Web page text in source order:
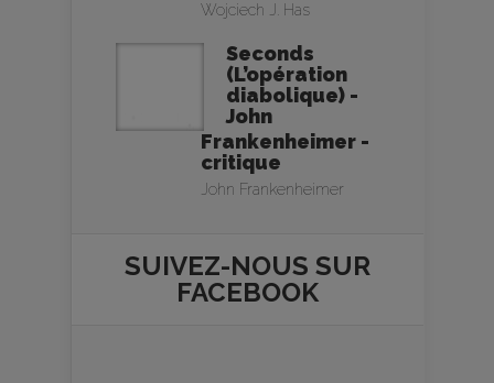
Wojciech J. Has
Seconds
(L’opération
diabolique) -
John
Frankenheimer -
critique
John Frankenheimer
SUIVEZ-NOUS SUR
FACEBOOK